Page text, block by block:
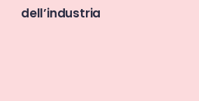
Bologna) come Sonni Uno